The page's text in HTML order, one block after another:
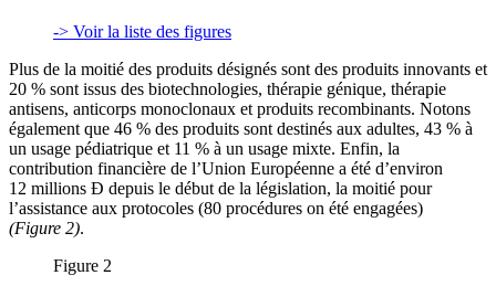
-> Voir la liste des figures
Plus de la moitié des produits désignés sont des produits innovants et
20 % sont issus des biotechnologies, thérapie génique, thérapie
antisens, anticorps monoclonaux et produits recombinants. Notons
également que 46 % des produits sont destinés aux adultes, 43 % à
un usage pédiatrique et 11 % à un usage mixte. Enfin, la
contribution financière de l’Union Européenne a été d’environ
12 millions Ð depuis le début de la législation, la moitié pour
l’assistance aux protocoles (80 procédures on été engagées)
(Figure 2).
Figure 2